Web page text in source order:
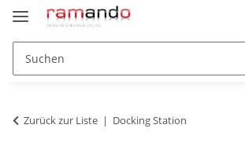
Zurück zur Liste Docking Station